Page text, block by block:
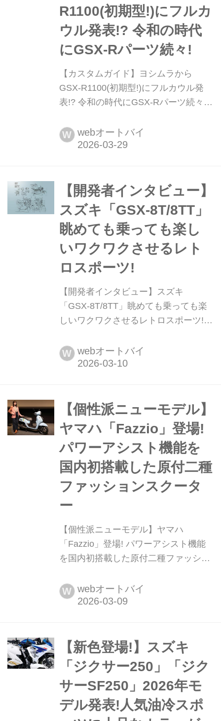
R1100(初期型!)にフルカ
ウル発表!? 令和の時代
にGSX-Rパーツ続々!
【カスタムガイド】ヨシムラから
GSX-R1100(初期型!)にフルカウル発
表!? 令和の時代にGSX-Rパーツ続々!
題を呼んだヨシムラ。今年は東京モー
ターサイクルショーにGSX-R1100が登
W webオートバイ
【開発者インタビュー】
スズキ「GSX-8T/8TT」
眺めても乗っても楽し
いワクワクさせるレト
ロスポーツ!
【開発者インタビュー】スズキ
「GSX-8T/8TT」眺めても乗っても楽
しいワクワクさせるレトロスポーツ!
ル、スズキGSX-8TとGSX-8TT。ここ
でその開発メンバーにお話を聞いてみ
クト」を立ち上げて開発されたという
両車に込められた想いを語っていただ
いた。まとめ:松本正雅▶▶▶写真は...
W webオートバイ
【個性派ニューモデル】
ヤマハ「Fazzio」登場!
パワーアシスト機能を
国内初搭載した原付二種
ファッションスクータ
ー
【個性派ニューモデル】ヤマハ
「Fazzio」登場! パワーアシスト機能
を国内初搭載した原付二種ファッショ
は原付二種スクーター「Fazzio(ファツ
ィオ)」の新色を発表した。価格は36
た“BLUE CORE”エンジンを搭載し、
デザイン性と実用性を融合させた新し
いスタイルの125ccス...
W webオートバイ
【新色登場!】スズキ
「ジクサー250」「ジク
サーSF250」2026年モ
デル発表!人気油冷スポ